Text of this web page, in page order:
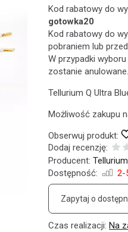
Kod rabatowy do
gotowka20
Kod rabatowy do
pobraniem lub
W przypadki
zostanie anulowane.
Tellurium Q Ultra
Możliwość zakupu
Obserwuj produkt:
Dodaj recenzję:
Producent:
Dostępność:
2-
Zapytaj o
Czas realizacji: Na